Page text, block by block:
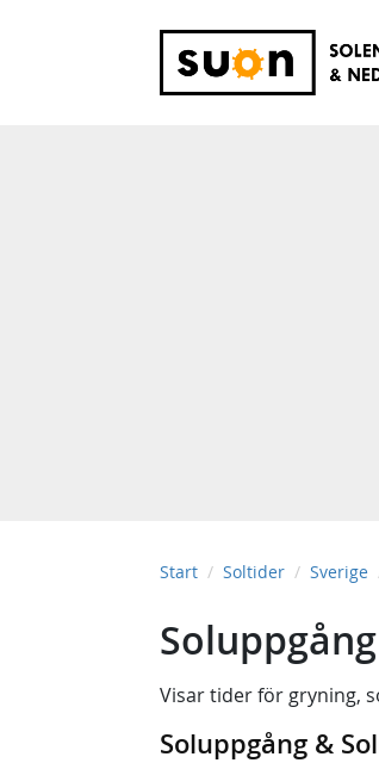
Start Soltider Sverige
Visar tider för gryning,
Soluppgång &